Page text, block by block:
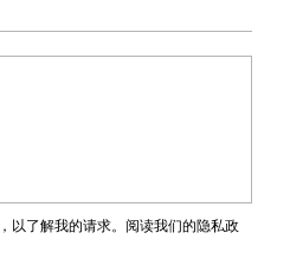
以了解我的请求。阅读我们的隐私政